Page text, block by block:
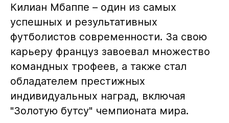
Килиан Мбаппе – один из самых
успешных и результативных
футболистов современности. За свою
карьеру француз завоевал множество
командных трофеев, а также стал
обладателем престижных
индивидуальных наград, включая
"Золотую бутсу" чемпионата мира.